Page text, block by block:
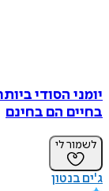
בחיים הם בחינם
לשמור לי
ג'ים בנטון